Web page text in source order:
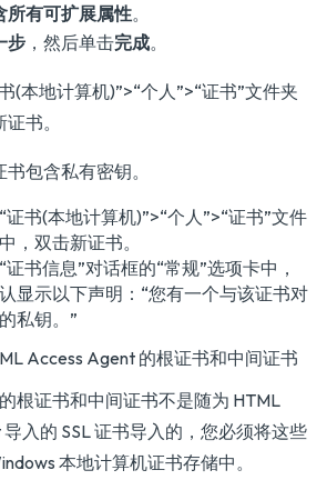
所有可扩展属性。
步 ，然后单击完成。
(本地计算机)”>“个人”>“证书”文件夹
书。
包含私有密钥。
证书(本地计算机)”>“个人”>“证书”文件
，双击新证书。
证书信息”对话框的“常规”选项卡中，
显示以下声明：“您有一个与该证书对
私钥。”
Access Agent 的根证书和中间证书
根证书和中间证书不是随为 HTML
入的 SSL 证书导入的，您必须将这些
本地计算机证书存储中。